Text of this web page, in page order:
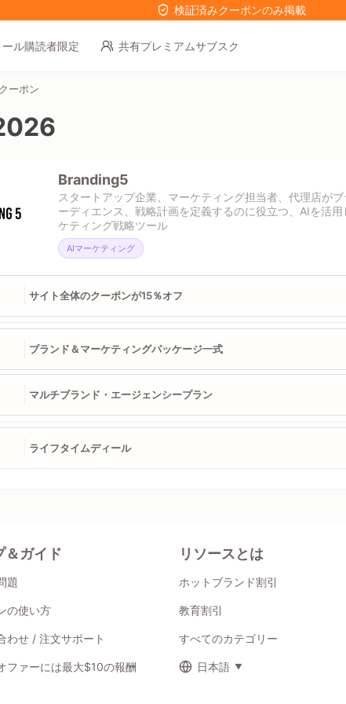
検証済みクーポンのみ掲載
ール購読者限定 共有プレミアムサブスク
ーポン
Branding5
スタートアップ企業、マーケティング担当者、代理店が
ーディエンス、戦略計画を定義するのに役立つ、AIを活
ケティング戦略ツール
AIマーケティング
サイト全体のクーポンが15％オフ
ブランド＆マーケティングパッケージ一式
マルチブランド・エージェンシープラン
ライフタイムディール
＆ガイド
題
の使い方
わせ / 注文サポート
ファーには最大$10の報酬
リソースとは
ホットブランド割引
教育割引
すべてのカテゴリー
日本語